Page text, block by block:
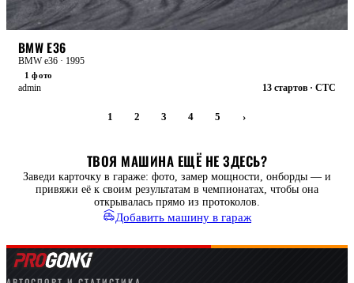
BMW E36
BMW e36 · 1995
1 фото
admin
13 стартов · CTC
1 2 3 4 5 ›
ТВОЯ МАШИНА ЕЩЁ НЕ ЗДЕСЬ?
Заведи карточку в гараже: фото, замер мощности, онборды — и
привяжи её к своим результатам в чемпионатах, чтобы она
открывалась прямо из протоколов.
Добавить машину в гараж